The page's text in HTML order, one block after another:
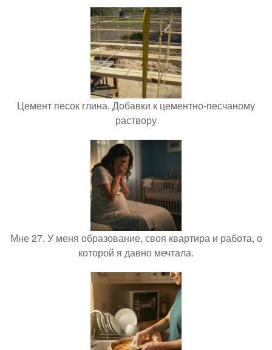
Цемент песок глина. Добавки к цементно-песчаному
раствору
Мне 27. У меня образование, своя квартира и работа, о
которой я давно мечтала.